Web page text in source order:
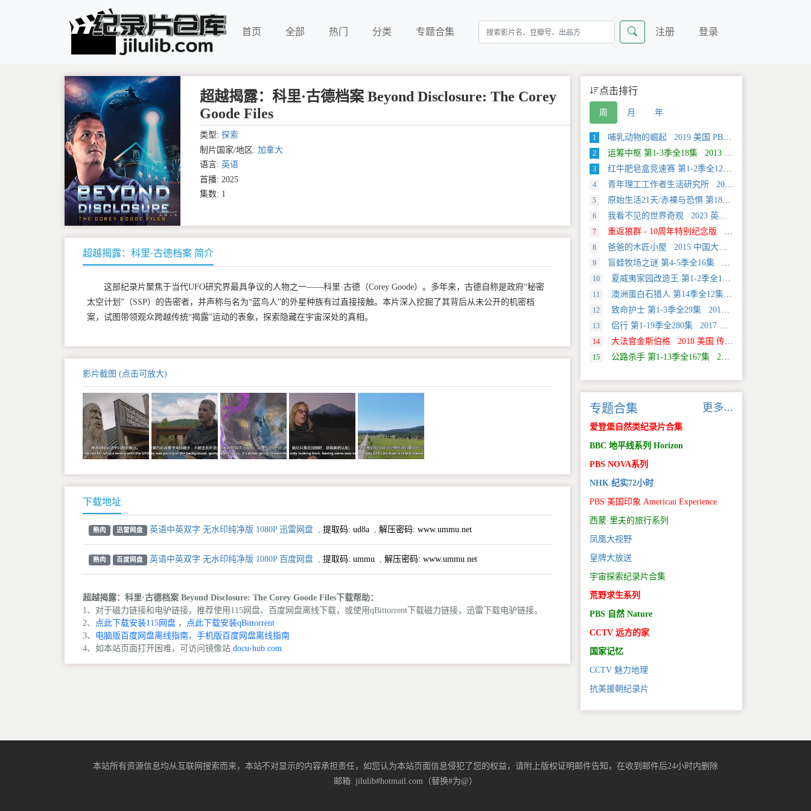
首页 全部 热门 分类 专题合集 注册 登录
超越揭露：科里·古德档案 Beyond Disclosure: The Corey
Goode Files
类型: 探索
制片国家/地区: 加拿大
语言: 英语
首播: 2025
集数: 1
超越揭露：科里·古德档案 简介
这部纪录片聚焦于当代UFO研究界最具争议的人物之一——科里·古德（Corey Goode）。多年来，古德自称是政府“秘密
太空计划”（SSP）的告密者，并声称与名为“蓝鸟人”的外星种族有过直接接触。本片深入挖掘了其背后从未公开的机密档
案，试图带领观众跨越传统“揭露”运动的表象，探索隐藏在宇宙深处的真相。
影片截图 (点击可放大)
下载地址
熟肉 迅雷网盘 英语中英双字 无水印纯净版 1080P 迅雷网盘 提取码:ud8a 解压密码: www.ummu.net
熟肉 百度网盘 英语中英双字 无水印纯净版 1080P 百度网盘 提取码:ummu 解压密码: www.ummu.net
超越揭露：科里·古德档案 Beyond Disclosure: The Corey Goode Files下载帮助：
1、对于磁力链接和电驴链接，推荐使用115网盘、百度网盘离线下载，或使用qBittorrent下载磁力链接，迅雷下载电驴链接。
2、
点此下载安装115网盘 ，
点此下载安装qBittorrent
3、
电脑版百度网盘离线指南， 手机版百度网盘离线指南
4、如本站页面打开困难，可访问镜像站 docu-hub.com
点击排行
周 月 年
1 哺乳动物的崛起 2019 美国 PBS 自然类纪录片
2 运筹中枢 第1-3季全18集 2013 美国 Discovery 科学类纪录片
3 红牛肥皂盒竞速赛 第1-2季全12集 2025 美国 Discovery 运动类纪录片
4 青年理工工作者生活研究所 2022 中国大陆 社会生活类纪录片
5 原始生活21天/赤裸与恐惧 第18季全12集 2025 美国 Discovery 真人秀&舞台类纪录片
6 我看不见的世界奇观 2023 英国 旅行类纪录片
7 重返狼群 - 10周年特别纪念版 2021 中国大陆 自然类纪录片
8 爸爸的木匠小屋 2015 中国大陆 社会生活类纪录片
9 盲蛙牧场之谜 第4-5季全16集 2025 美国 Discovery 探索类纪录片
10 夏威夷家园改造王 第1-2季全18集 2024 美国 HGTV 真人秀&舞台类纪录片
11 澳洲蛋白石猎人 第14季全12集 2025 美国 Discovery 真人秀&舞台类纪录片
12 致命护士 第1-3季全29集 2016 英国 传记类纪录片
13 侣行 第1-19季全280集 2017 中国大陆 旅行类纪录片
14 大法官金斯伯格 2018 美国 传记类纪录片
15 公路杀手 第1-13季全167集 2012 美国 真人秀&舞台类纪录片
专题合集 更多...
爱登堡自然类纪录片合集
BBC 地平线系列 Horizon
PBS NOVA系列
NHK 纪实72小时
PBS 美国印象 American Experience
西蒙·里夫的旅行系列
凤凰大视野
皇牌大放送
宇宙探索纪录片合集
荒野求生系列
PBS 自然 Nature
CCTV 远方的家
国家记忆
CCTV 魅力地理
抗美援朝纪录片
本站所有资源信息均从互联网搜索而来，本站不对显示的内容承担责任，如您认为本站页面信息侵犯了您的权益，请附上版权证明邮件告知，在收到邮件后24小时内删除
邮箱: jilulib#hotmail.com（替换#为@）